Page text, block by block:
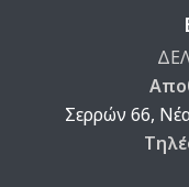
Σερρών 66,